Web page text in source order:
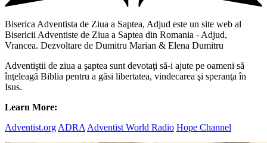
Biserica Adventista de Ziua a Saptea, Adjud este un site web al
Bisericii Adventiste de Ziua a Saptea din Romania - Adjud,
Vrancea. Dezvoltare de Dumitru Marian & Elena Dumitru
Adventiştii de ziua a şaptea sunt devotaţi să-i ajute pe oameni să
înţeleagă Biblia pentru a găsi libertatea, vindecarea şi speranţa în
Isus.
Learn More:
Adventist.org ADRA Adventist World Radio Hope Channel